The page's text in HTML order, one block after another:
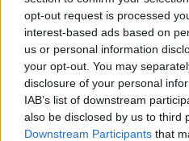
opt-out request is processed
interest-based ads based on
us or personal information
your opt-out. You may
disclosure of your personal
IAB’s list of downstream
also be disclosed by us to third
Downstream Participants that
Konkluzja ta jest
tęsknoty oraz
liryczny żałuje nie tylko
całego jego pokolenia.
podmiotem lirycznym
Kamieńska, to ma ona